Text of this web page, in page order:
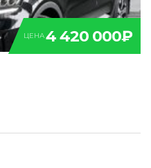
ЦЕНА4 420 000₽